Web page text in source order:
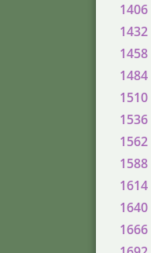
1406
1432
1458
1484
1510
1536
1562
1588
1614
1640
1666